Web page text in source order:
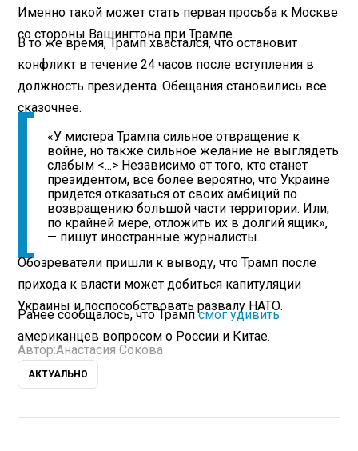
Именно такой может стать первая просьба к Москве
со стороны Вашингтона при Трампе.
В то же время, Трамп хвастался, что остановит
конфликт в течение 24 часов после вступления в
должность президента. Обещания становились все
сказочнее.
«У мистера Трампа сильное отвращение к
войне, но также сильное желание не выглядеть
слабым <...> Независимо от того, кто станет
президентом, все более вероятно, что Украине
придется отказаться от своих амбиций по
возвращению большой части территории. Или,
по крайней мере, отложить их в долгий ящик»,
— пишут иностранные журналисты.
Обозреватели пришли к выводу, что Трамп после
прихода к власти может добиться капитуляции
Украины и поспособствовать развалу НАТО.
Ранее сообщалось, что Трампсмог удивить
американцев вопросом о России и Китае.
Автор:Анастасия Сокова
АКТУАЛЬНО